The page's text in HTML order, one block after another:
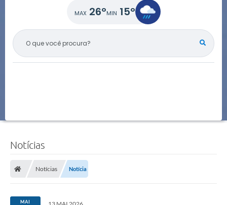
O QUE VOCÊ PROCURA?
26° 15°
Notícias
Notícias Notícia
MAI